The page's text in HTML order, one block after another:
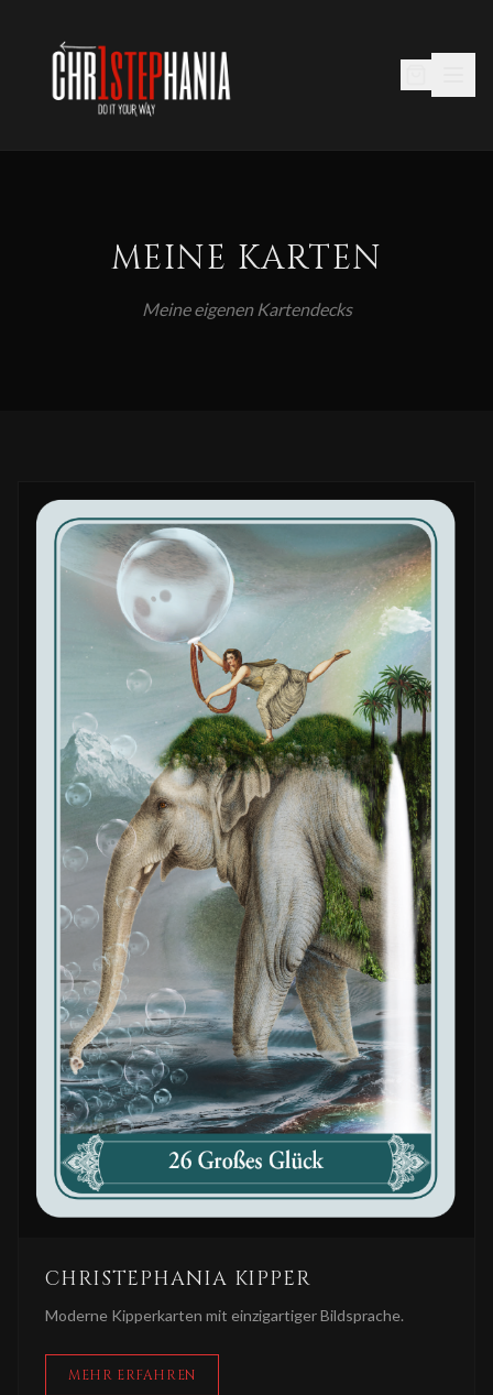
MEINE KARTEN
Meine eigenen Kartendecks
CHRISTEPHANIA KIPPER
Moderne Kipperkarten mit einzigartiger Bildsprache.
MEHR ERFAHREN